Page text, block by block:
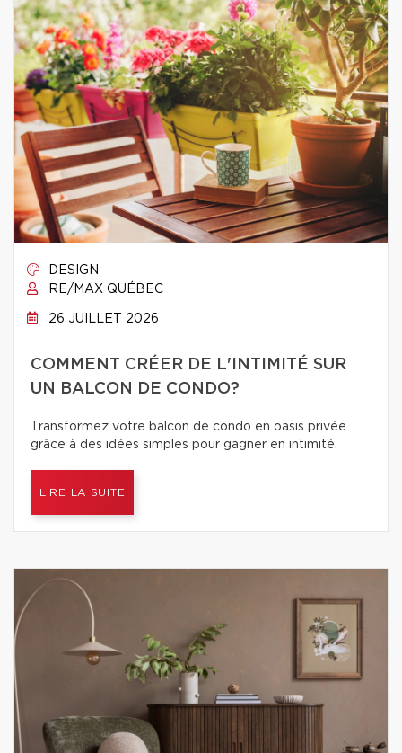
DESIGN
RE/MAX QUÉBEC
26 JUILLET 2026
COMMENT CRÉER DE L'INTIMITÉ SUR
UN BALCON DE CONDO?
Transformez votre balcon de condo en oasis privée
grâce à des idées simples pour gagner en intimité.
LIRE LA SUITE